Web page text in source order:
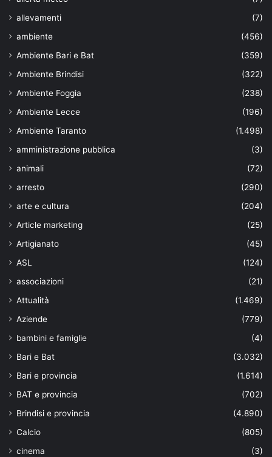
allevamenti
(7)
ambiente
(456)
Ambiente Bari e Bat
(359)
Ambiente Brindisi
(322)
Ambiente Foggia
(238)
Ambiente Lecce
(196)
Ambiente Taranto
(1.498)
amministrazione pubblica
(3)
animali
(72)
arresto
(290)
arte e cultura
(204)
Article marketing
(25)
Artigianato
(45)
ASL
(124)
associazioni
(21)
Attualità
(1.469)
Aziende
(779)
bambini e famiglie
(4)
Bari e Bat
(3.032)
Bari e provincia
(1.614)
BAT e provincia
(702)
Brindisi e provincia
(4.890)
Calcio
(805)
cinema
(3)